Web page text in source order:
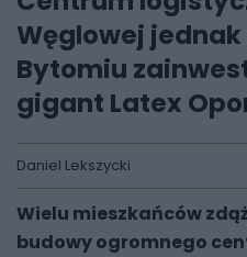
Węglowej
Bytomiu
gigant Latex
Daniel Lekszycki
Wielu mieszkańców
budowy ogromnego